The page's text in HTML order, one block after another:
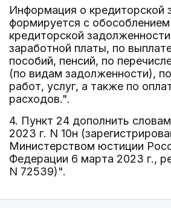
Информация о кредиторской
формируется с
кредиторской
заработной платы, по
пособий, пенсий, по
(по видам задолженности),
работ, услуг, а также по
расходов.".
4. Пункт 24 дополнить
2023 г. N 10н
Министерством юстиции
Федерации 6 марта 2023 г.,
N 72539)".